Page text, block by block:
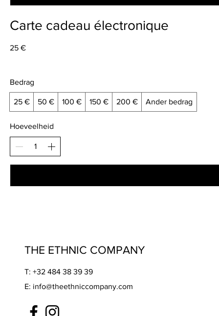
Carte cadeau électronique
25 €
Bedrag
25 € 50 € 100 € 150 € 200 € Ander bedrag
Hoeveelheid
THE ETHNIC COMPANY
T: +32 484 38 39 39
E: info@theethniccompany.com